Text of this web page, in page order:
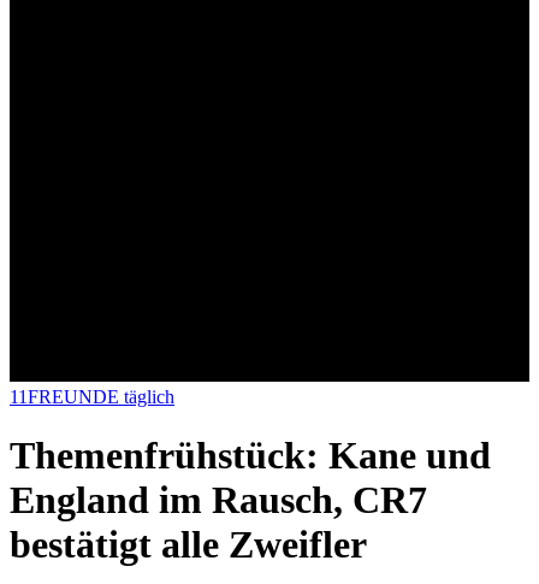
11FREUNDE täglich
Themenfrühstück: Kane und
England im Rausch, CR7
bestätigt alle Zweifler